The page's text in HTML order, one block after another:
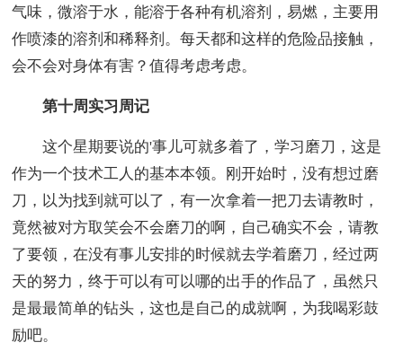
气味，微溶于水，能溶于各种有机溶剂，易燃，主要用
作喷漆的溶剂和稀释剂。每天都和这样的危险品接触，
会不会对身体有害？值得考虑考虑。
第十周实习周记
这个星期要说的'事儿可就多着了，学习磨刀，这是
作为一个技术工人的基本本领。刚开始时，没有想过磨
刀，以为找到就可以了，有一次拿着一把刀去请教时，
竟然被对方取笑会不会磨刀的啊，自己确实不会，请教
了要领，在没有事儿安排的时候就去学着磨刀，经过两
天的努力，终于可以有可以哪的出手的作品了，虽然只
是最最简单的钻头，这也是自己的成就啊，为我喝彩鼓
励吧。